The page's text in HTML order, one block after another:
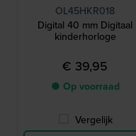
OL45HKR018
Digital 40 mm Digitaal
kinderhorloge
€ 39,95
● Op voorraad
Vergelijk